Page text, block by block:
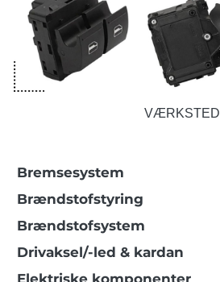
VÆRKSTED
Bremsesystem
Brændstofstyring
Brændstofsystem
Drivaksel/-led & kardan